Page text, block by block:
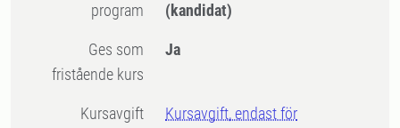
program
(kandidat)
Ges som
fristående kurs
Ja
Kursavgift
Kursavgift, endast för